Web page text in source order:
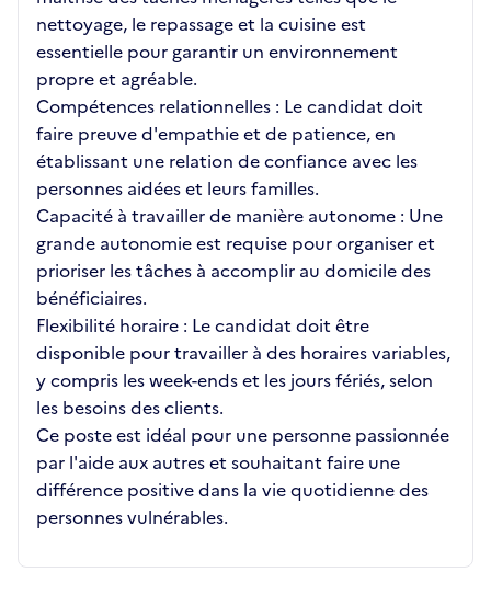
nettoyage, le repassage et la cuisine est
essentielle pour garantir un environnement
propre et agréable.
Compétences relationnelles : Le candidat doit
faire preuve d'empathie et de patience, en
établissant une relation de confiance avec les
personnes aidées et leurs familles.
Capacité à travailler de manière autonome : Une
grande autonomie est requise pour organiser et
prioriser les tâches à accomplir au domicile des
bénéficiaires.
Flexibilité horaire : Le candidat doit être
disponible pour travailler à des horaires variables,
y compris les week-ends et les jours fériés, selon
les besoins des clients.
Ce poste est idéal pour une personne passionnée
par l'aide aux autres et souhaitant faire une
différence positive dans la vie quotidienne des
personnes vulnérables.